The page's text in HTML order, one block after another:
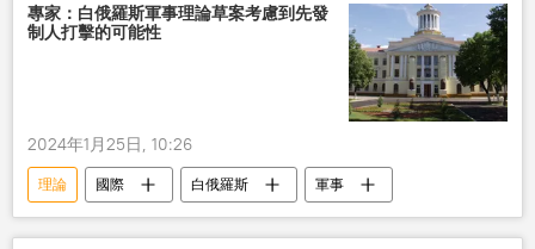
專家：白俄羅斯軍事理論草案考慮到先發
制人打擊的可能性
2024年1月25日, 10:26
理論 國際 白俄羅斯 軍事